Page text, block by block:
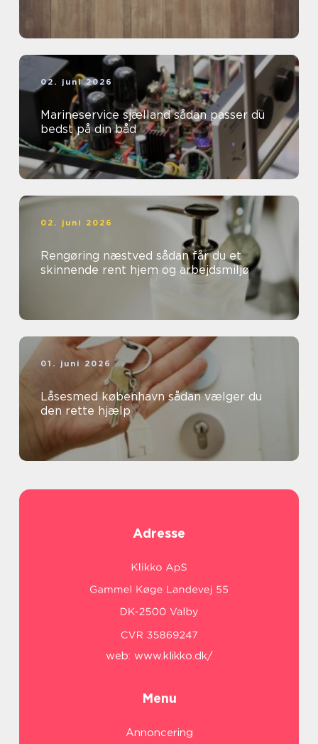
02. juni 2026
Marineservice sjælland sådan passer du
bedst på din båd
02. juni 2026
Rengøring næstved sådan får du et
skinnende rent hjem og arbejdsmiljø
01. juni 2026
Låsesmed københavn sådan vælger du
den rette hjælp
Adresse
web: www.klikko.dk/
Menu
Annoncering